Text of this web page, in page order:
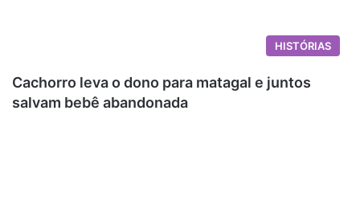
HISTÓRIAS
Cachorro leva o dono para matagal e juntos
salvam bebê abandonada